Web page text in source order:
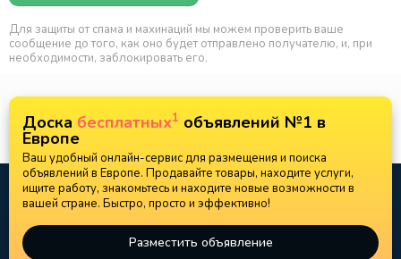
Для защиты от спама и махинаций мы можем проверить ваше
сообщение до того, как оно будет отправлено получателю, и, при
необходимости, заблокировать его.
Доска бесплатных1 объявлений №1 в
Европе
Ваш удобный онлайн-сервис для размещения и поиска
объявлений в Европе. Продавайте товары, находите услуги,
ищите работу, знакомьтесь и находите новые возможности в
вашей стране. Быстро, просто и эффективно!
Разместить объявление